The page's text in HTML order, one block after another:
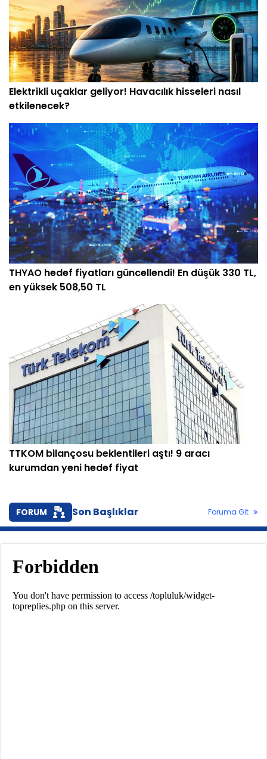
Elektrikli uçaklar geliyor! Havacılık hisseleri nasıl
etkilenecek?
THYAO hedef fiyatları güncellendi! En düşük 330 TL,
en yüksek 508,50 TL
TTKOM bilançosu beklentileri aştı! 9 aracı
kurumdan yeni hedef fiyat
FORUM Son Başlıklar Foruma Git